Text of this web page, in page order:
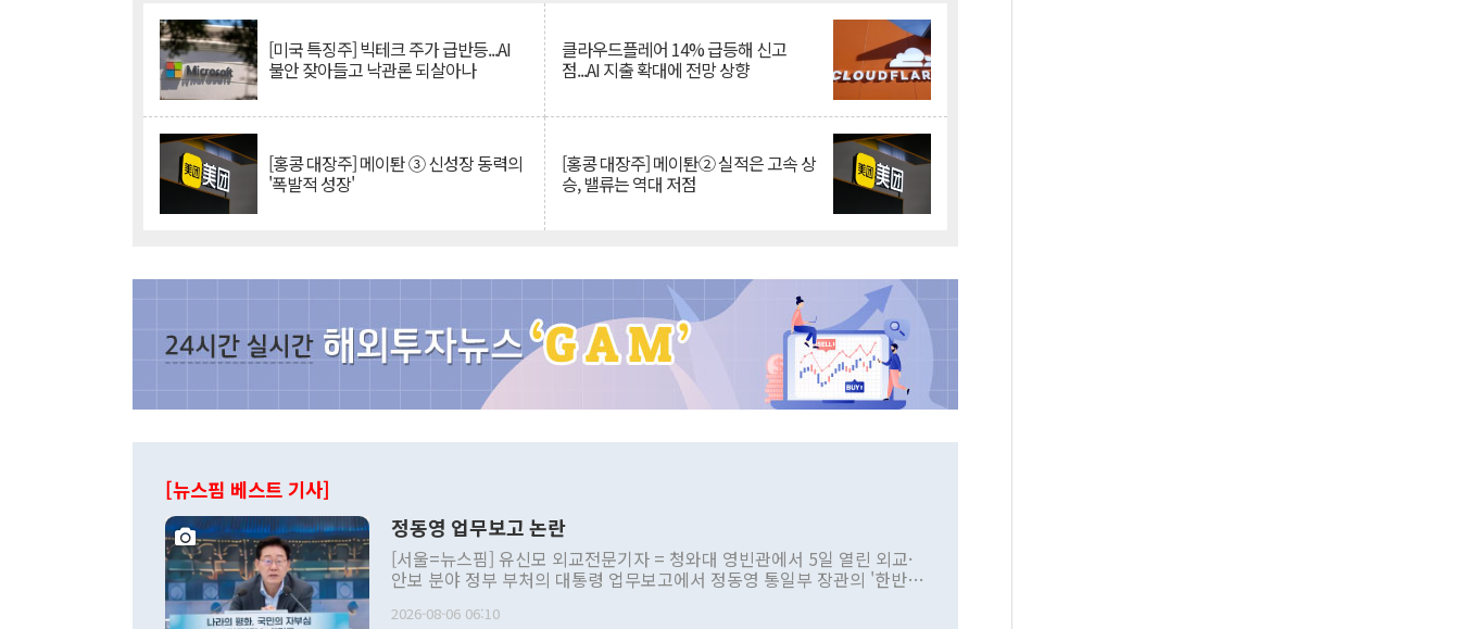
[미국 특징주] 빅테크 주가 급반등...AI
불안 잦아들고 낙관론 되살아나
클라우드플레어 14% 급등해 신고
점...AI 지출 확대에 전망 상향
[홍콩 대장주] 메이퇀 ③ 신성장 동력의
'폭발적 성장'
[홍콩 대장주] 메이퇀② 실적은 고속 상
승, 밸류는 역대 저점
[뉴스핌 베스트 기사]
정동영 업무보고 논란
[서울=뉴스핌] 유신모 외교전문기자 = 청와대 영빈관에서 5일 열린 외교·
안보 분야 정부 부처의 대통령 업무보고에서 정동영 통일부 장관의 '한반도
발언 중에는 정부 내 조율을 거치지 않은 사안을 정책으로 추진하겠다고 공
2026-08-06 06:10